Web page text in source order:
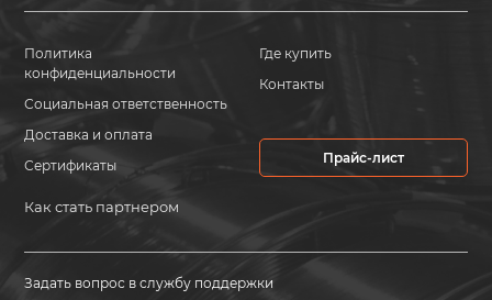
Политика
конфиденциальности
Социальная ответственность
Доставка и оплата
Сертификаты
Как стать партнером
Где купить
Контакты
Прайс-лист
Задать вопрос в службу поддержки